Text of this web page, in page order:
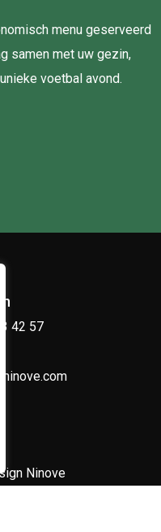
menu geserveerd
samen met uw gezin,
voetbal avond.
42 57
Ninove